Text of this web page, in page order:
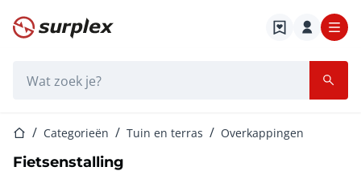
Startpagina
StartpaginaCategorieën Tuin en terras Overkappingen
Fietsenstalling